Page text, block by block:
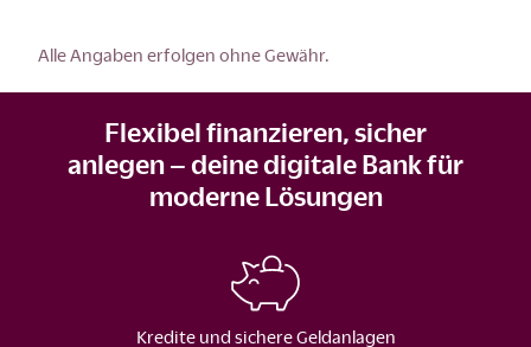
Alle Angaben erfolgen ohne Gewähr.
Flexibel finanzieren, sicher
anlegen – deine digitale Bank für
moderne Lösungen
Kredite und sichere Geldanlagen